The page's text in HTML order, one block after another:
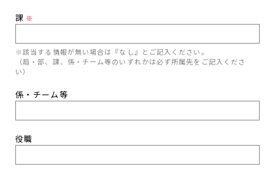
課 ※
※該当する情報が無い場合は『なし』とご記入ください。
（局・部、課、係・チーム等のいずれかは必ず所属先をご記入くださ
い）
係・チーム等
役職